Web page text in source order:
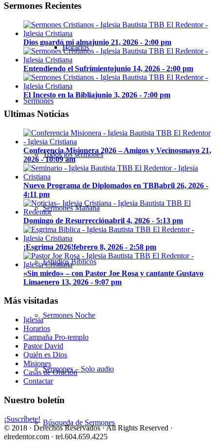
Horarios
Sermones
Todos los sermones
Sermones Mañana
Estudios Bíblicos
Sermones Noche
Sermones – Solo audio
Búsqueda de Sermones
Sermones Recientes
Dios guardó mi almajunio 21, 2026 - 2:00 pm
Entendiendo el Sufrimientojunio 14, 2026 - 2:00 pm
El Incesto en la Bibliajunio 3, 2026 - 7:00 pm
Ultimas Noticias
Conferencia Misionera 2026 – Amigos y Vecinosmayo 21,
2026 - 10:09 am
Nuevo Programa de Diplomados en TBBabril 26, 2026 -
4:11 pm
Domingo de Resurrecciónabril 4, 2026 - 5:13 pm
¡Esgrima 2026!febrero 8, 2026 - 2:58 pm
«Sin miedo» – con Pastor Joe Rosa y cantante Gustavo
Limaenero 13, 2026 - 9:07 pm
Más visitadas
Iglesia
Horarios
Campaña Pro-templo
Pastor David
Quién es Dios
Misiones
Casas de Oración
Contactar
Nuestro boletín
¡Suscríbete!
© 2018 · Derechos Reservados · All Rights Reserved ·
elredentor.com · tel.604.659.4225